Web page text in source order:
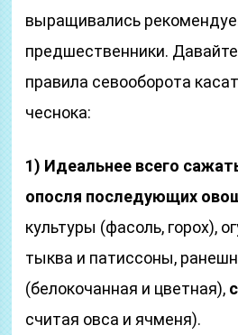
выращивались
предшественники.
правила севооборота
чеснока:
1) Идеальнее всего
опосля последующих
культуры (фасоль, горох),
тыква и патиссоны,
(белокочанная и цветная),
считая овса и ячменя).